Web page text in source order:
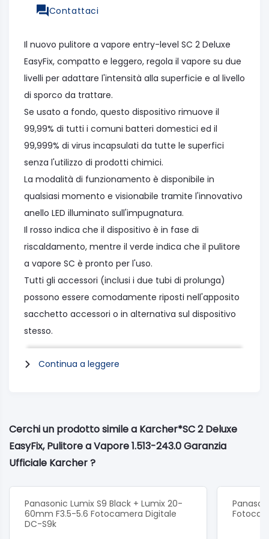
Contattaci
Il nuovo pulitore a vapore entry-level SC 2 Deluxe
EasyFix, compatto e leggero, regola il vapore su due
livelli per adattare l'intensità alla superficie e al livello
di sporco da trattare.
Se usato a fondo, questo dispositivo rimuove il
99,99% di tutti i comuni batteri domestici ed il
99,999% di virus incapsulati da tutte le superfici
senza l'utilizzo di prodotti chimici.
La modalità di funzionamento è disponibile in
qualsiasi momento e visionabile tramite l'innovativo
anello LED illuminato sull'impugnatura.
Il rosso indica che il dispositivo è in fase di
riscaldamento, mentre il verde indica che il pulitore
a vapore SC è pronto per l'uso.
Tutti gli accessori (inclusi i due tubi di prolunga)
possono essere comodamente riposti nell'apposito
sacchetto accessori o in alternativa sul dispositivo
stesso.
La bocchetta per pavimenti EasyFix con giunto
flessibile garantisce un'eccellente flessibilità e,
facile rimozione del panno in microfibra senza dover
entrare in contatto con lo sporco.
Con l'utilizzo dei vari accessori anche gli spazi più
Addio sporco ostinato!
Continua a leggere
Cerchi un prodotto simile a Karcher*SC 2 Deluxe
EasyFix, Pulitore a Vapore 1.513-243.0 Garanzia
Ufficiale Karcher ?
Panasonic Lumix S9 Black + Lumix 20-
60mm F3.5-5.6 Fotocamera Digitale
DC-S9k